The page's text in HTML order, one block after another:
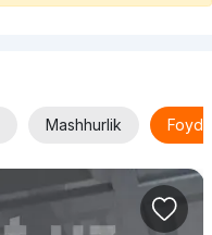
Mashhurlik